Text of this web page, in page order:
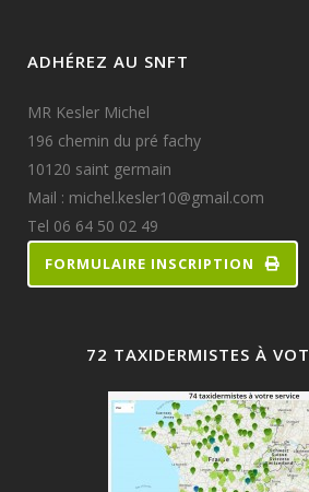
ADHÉREZ AU SNFT
MR Kesler Michel
196 chemin du pré fachy
10120 saint germain
Mail : michel.kesler10@gmail.com
Tel 06 64 50 02 49
FORMULAIRE INSCRIPTION
72 TAXIDERMISTES À